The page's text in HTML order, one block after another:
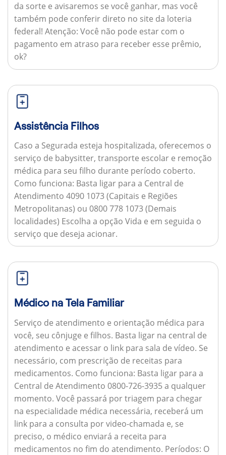
da sorte e avisaremos se você ganhar, mas você
também pode conferir direto no site da loteria
federal! Atenção: Você não pode estar com o
pagamento em atraso para receber esse prêmio,
ok?
Assistência Filhos
Caso a Segurada esteja hospitalizada, oferecemos o
serviço de babysitter, transporte escolar e remoção
médica para seu filho durante período coberto.
Como funciona: Basta ligar para a Central de
Atendimento 4090 1073 (Capitais e Regiões
Metropolitanas) ou 0800 778 1073 (Demais
localidades) Escolha a opção Vida e em seguida o
serviço que deseja acionar.
Médico na Tela Familiar
Serviço de atendimento e orientação médica para
você, seu cônjuge e filhos. Basta ligar na central de
atendimento e acessar o link para sala de vídeo. Se
necessário, com prescrição de receitas para
medicamentos. Como funciona: Basta ligar para a
Central de Atendimento 0800-726-3935 a qualquer
momento. Você passará por triagem para chegar
na especialidade médica necessária, receberá um
link para a consulta por video-chamada e, se
preciso, o médico enviará a receita para
medicamentos no fim do atendimento. Períodos: O